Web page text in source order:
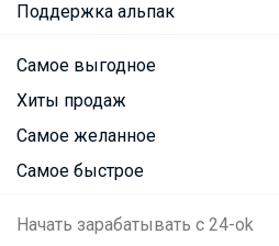
Поддержка альпак
Самое выгодное
Хиты продаж
Самое желанное
Самое быстрое
Начать зарабатывать с 24-ok